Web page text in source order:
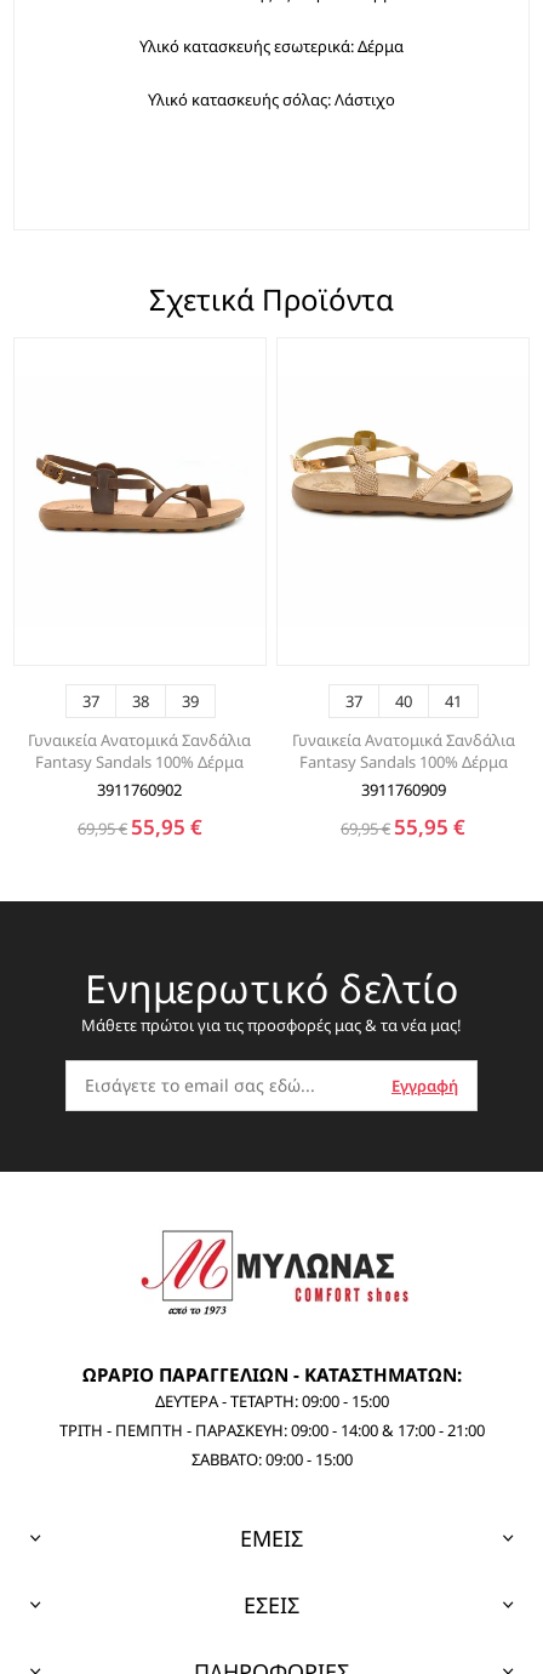
Υλικό κατασκευής εσωτερικά: Δέρμα
Υλικό κατασκευής σόλας: Λάστιχο
Σχετικά Προϊόντα
37 38
39
Γυναικεία Ανατομικά Σανδάλια
Fantasy Sandals 100% Δέρμα
3911760902
69,95 € 55,95 €
37 40
41
Γυναικεία Ανατομικά Σανδάλια
Fantasy Sandals 100% Δέρμα
3911760909
69,95 € 55,95 €
Ενημερωτικό δελτίο
Μάθετε πρώτοι για τις προσφορές μας & τα νέα μας!
ΩΡΑΡΙΟ ΠΑΡΑΓΓΕΛΙΩΝ - ΚΑΤΑΣΤΗΜΑΤΩΝ:
ΔΕΥΤΕΡΑ - ΤΕΤΑΡΤΗ: 09:00 - 15:00
ΤΡΙΤΗ - ΠΕΜΠΤΗ - ΠΑΡΑΣΚΕΥΗ: 09:00 - 14:00 & 17:00 - 21:00
ΣΑΒΒΑΤΟ: 09:00 - 15:00
ΕΜΕΙΣ
ΕΣΕΙΣ